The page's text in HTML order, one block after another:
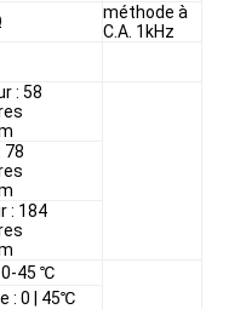
méthode à
C.A. 1kHz
: 58
78
: 184
0-45 ℃
: 0 | 45℃